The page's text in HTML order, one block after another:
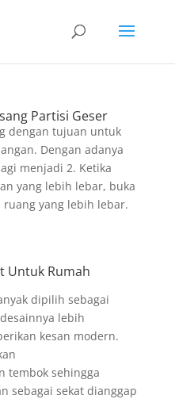
Partisi Geser
dengan tujuan untuk
Dengan adanya
menjadi 2. Ketika
yang lebih lebar, buka
yang lebih lebar.
Untuk Rumah
dipilih sebagai
lebih
kesan modern.
tembok sehingga
sebagai sekat dianggap